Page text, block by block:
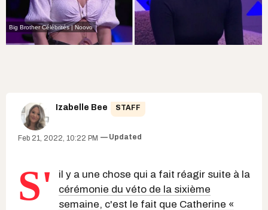
Big Brother Célébrités | Noovo
Izabelle Bee STAFF
Feb 21, 2022, 10:22 PM Updated
S'
il y a une chose qui a fait réagir suite à la
cérémonie du véto de la sixième
semaine, c'est le fait que Catherine «